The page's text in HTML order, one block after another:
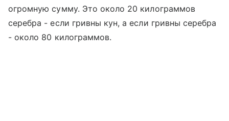
огромную сумму. Это около 20 килограммов
серебра - если гривны кун, а если гривны серебра
- около 80 килограммов.